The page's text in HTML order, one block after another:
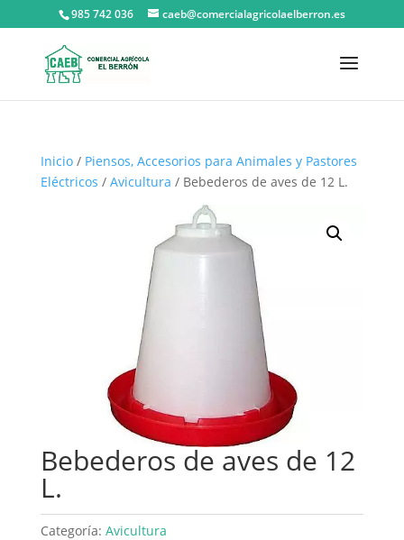
985 742 036 caeb@comercialagricolaelberron.es
Inicio/ Piensos, Accesorios para Animales y Pastores
Eléctricos / Avicultura / Bebederos de aves de 12 L.
Bebederos de aves de 12
L.
Categoría: Avicultura